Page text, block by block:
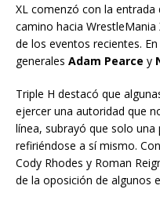
XL comenzó con la entrada
camino hacia
de los eventos recientes.
generales Adam Pearce y
Triple H destacó que
ejercer una autoridad que
línea, subrayó que solo
refiriéndose a sí mismo.
Cody Rhodes y Roman
de la oposición de algunos